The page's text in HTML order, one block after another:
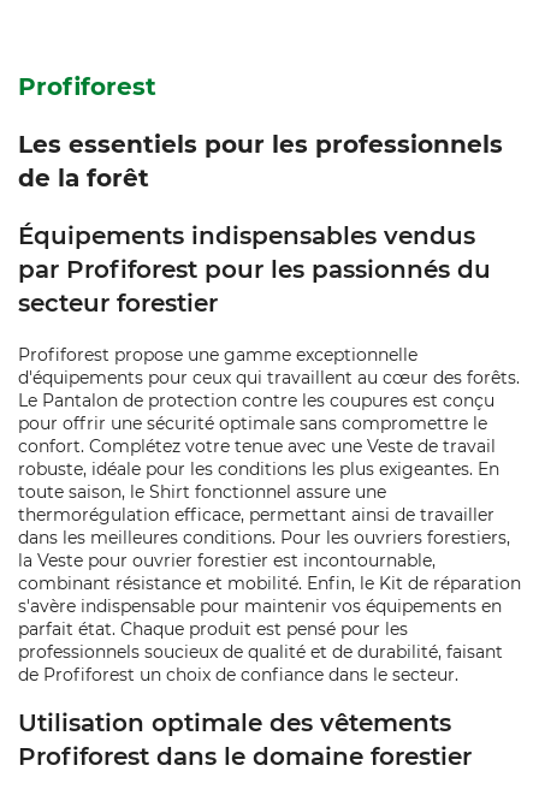
Profiforest
Les essentiels pour les professionnels
de la forêt
Équipements indispensables vendus
par Profiforest pour les passionnés du
secteur forestier
Profiforest propose une gamme exceptionnelle
d'équipements pour ceux qui travaillent au cœur des forêts.
Le Pantalon de protection contre les coupures est conçu
pour offrir une sécurité optimale sans compromettre le
confort. Complétez votre tenue avec une Veste de travail
robuste, idéale pour les conditions les plus exigeantes. En
toute saison, le Shirt fonctionnel assure une
thermorégulation efficace, permettant ainsi de travailler
dans les meilleures conditions. Pour les ouvriers forestiers,
la Veste pour ouvrier forestier est incontournable,
combinant résistance et mobilité. Enfin, le Kit de réparation
s'avère indispensable pour maintenir vos équipements en
parfait état. Chaque produit est pensé pour les
professionnels soucieux de qualité et de durabilité, faisant
de Profiforest un choix de confiance dans le secteur.
Utilisation optimale des vêtements
Profiforest dans le domaine forestier